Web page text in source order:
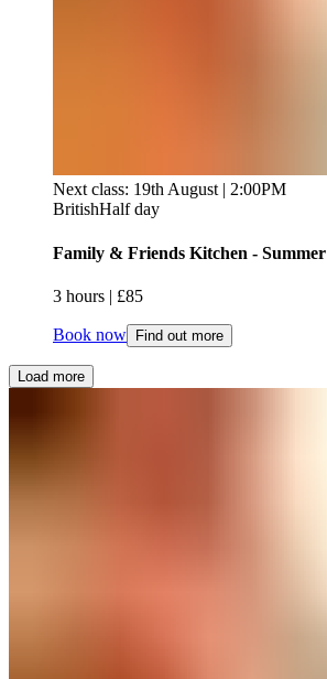
Next class: 19th August | 2:00PM
BritishHalf day
Family & Friends Kitchen - Summer​​​​‌ ‍ ​‍​‍‌‍ ‌ ​‍‌‍‍‌‌‍‌ ‌‍‍‌‌‍ ‍​‍​‍​ ‍‍​‍​‍‌ ​ ‌‍​‌‌‍ ‍‌‍‍‌‌ ‌​‌ ‍‌​‍ ‍‌‍‍‌‌‍ ​‍​‍​‍ ​​‍​‍‌‍‍​‌ ​‍‌‍‌‌‌‍‌‍​‍​‍​ ‍‍​‍​‍‌‍‍​‌ ‌​‌ ‌​‌ ​​‌ ​ ​ ‍‍​‍ ​‍ ‌‍ ​​‍ ‌‌‍​‌‌‍ ‍‌‍‌​​‍ ‌‌ ​‍​‍ ‌‌‍‍​‌‍ ‌ ‌​‌‍‌‌‌‍ ​‌ ​ ​‍ ‌‌ ​ ‌ ‌​‌ ‌‌‌‍‌​‌‍‍‌‌‍ ​‍ ‍‌ ‌‍‌‍‌‌‌ ​‍‌‍​ ‌‍‌‌‌‍ ​​‍ ‍‌‍​‌‌ ​​‌ ​​​‍ ‌‍‍‌‌‍ ‍‌ ‌​‌‍‌‌‌‍ ‍‌ ‌​​‍ ‌‍‌‌‌‍‌​‌‍‍‌‌ ‌​​‍ ‌‍ ‌‌‍ ‌‍‌​‌‍‌‌​ ‌‌ ​​‌ ​‍‌‍‌‌‌ ​ ‌‍‌‌‌‍ ‍‌ ‌​‌‍​‌‌ ‌​‌‍‍‌‌‍ ‌‍ ‍​ ‍ ‌‍‍‌‌‍‌​​ ‌​ ‍‌​ ​ ​ ‍​​ ​‌​ ‌‍‌‍​‌‌‍‌​‌‍​ ​‍ ‌​ ‍‌​ ‍‌‌‍‌​​ ‍​​‍ ‌​ ‌​​ ​‌​ ‍‌​ ​‌​‍ ‌​ ‍​​ ‌‌‌‍‌‌​ ​​​‍ ‌​ ​‌​ ‍​​ ‍‌​ ‌‌‌‍‌​‌‍‌‌​ ‍​‌‍‌‌​ ​​​ ‌‍​ ‍​​ ​​​ ‍ ‌ ‌​‌ ‍‌‌ ​​‌‍‌‌​ ‌‌‍‍​‌‍ ‌ ‌​‌‍‌‌‌‍ ​‌​​ ‌‍ ​‌‍​‌‌ ​ ‌ ​ ​ ‍ ‌ ​​‌‍​‌‌ ‌​‌‍‍​​ ‌‌ ‌​‌‍‍‌‌ ‌​‌‍ ​‌‍‌‌​ ‌‍​‍‌‍​‌‌ ​ ‌‍‌‌‌‌‌‌‌ ​‍‌‍ ​​ ‌‌‍‍​‌ ‌​‌ ‌​‌ ​​‌ ​ ​‍‌‌​ ​ ‌​​‌​‍‌‌​ ​‍‌​‌‍​‍‌‌​ ​‍‌​‌‍‌‍ ​​‍ ‌‌‍​‌‌‍ ‍‌‍‌​​‍ ‌‌ ​‍​‍ ‌‌‍‍​‌‍ ‌ ‌​‌‍‌‌‌‍ ​‌ ​ ​‍ ‌‌ ​ ‌ ‌​‌ ‌‌‌‍‌​‌‍‍‌‌‍ ​‍ ‍‌ ‌‍‌‍‌‌‌ ​‍‌‍​ ‌‍‌‌‌‍ ​​‍ ‍‌‍​‌‌ ​​‌ ​​​‍‌‍‌‍‍‌‌‍‌​​ ‌​ ‍‌​ ​ ​ ‍​​ ​‌​ ‌‍‌‍​‌‌‍‌​‌‍​ ​‍ ‌​ ‍‌​ ‍‌‌‍‌​​ ‍​​‍ ‌​ ‌​​ ​‌​ ‍‌​ ​‌​‍ ‌​ ‍​​ ‌‌‌‍‌‌​ ​​​‍ ‌​ ​‌​ ‍​​ ‍‌​ ‌‌‌‍‌​‌‍‌‌​ ‍​‌‍‌‌​ ​​​ ‌‍​ ‍​​ ​​​‍‌‍‌ ‌​‌ ‍‌‌ ​​‌‍‌‌​ ‌‌‍‍​‌‍ ‌ ‌​‌‍‌‌‌‍ ​‌​​ ‌‍ ​‌‍​‌‌ ​ ‌ ​ ​‍‌‍‌ ​​‌‍​‌‌ ‌​‌‍‍​​ ‌‌ ‌​‌‍‍‌‌ ‌​‌‍ ​‌‍‌‌​‍‌‍‌ ​​‌‍‌‌‌ ​‍‌ ​ ‌ ​​‌‍‌‌‌‍​ ‌ ‌​‌‍‍‌‌ ‌‍‌‍‌‌​ ‌‌ ​​‌ ‌‌‌‍​‍‌‍ ​‌‍‍‌‌ ​ ‌‍‍​‌‍‌‌‌‍‌​​‍​‍‌ ‌
3 hours​​​​‌ ‍ ​‍​‍‌‍ ‌ ​‍‌‍‍‌‌‍‌ ‌‍‍‌‌‍ ‍​‍​‍​ ‍‍​‍​‍‌ ​ ‌‍​‌‌‍ ‍‌‍‍‌‌ ‌​‌ ‍‌​‍ ‍‌‍‍‌‌‍ ​‍​‍​‍ ​​‍​‍‌‍‍​‌ ​‍‌‍‌‌‌‍‌‍​‍​‍​ ‍‍​‍​‍‌‍‍​‌ ‌​‌ ‌​‌ ​​‌ ​ ​ ‍‍​‍ ​‍ ‌‍ ​​‍ ‌‌‍​‌‌‍ ‍‌‍‌​​‍ ‌‌ ​‍​‍ ‌‌‍‍​‌‍ ‌ ‌​‌‍‌‌‌‍ ​‌ ​ ​‍ ‌‌ ​ ‌ ‌​‌ ‌‌‌‍‌​‌‍‍‌‌‍ ​‍ ‍‌ ‌‍‌‍‌‌‌ ​‍‌‍​ ‌‍‌‌‌‍ ​​‍ ‍‌‍​‌‌ ​​‌ ​​​‍ ‌‍‍‌‌‍ ‍‌ ‌​‌‍‌‌‌‍ ‍‌ ‌​​‍ ‌‍‌‌‌‍‌​‌‍‍‌‌ ‌​​‍ ‌‍ ‌‌‍ ‌‍‌​‌‍‌‌​ ‌‌ ​​‌ ​‍‌‍‌‌‌ ​ ‌‍‌‌‌‍ ‍‌ ‌​‌‍​‌‌ ‌​‌‍‍‌‌‍ ‌‍ ‍​ ‍ ‌‍‍‌‌‍‌​​ ‌​ ‍‌​ ​ ​ ‍​​ ​‌​ ‌‍‌‍​‌‌‍‌​‌‍​ ​‍ ‌​ ‍‌​ ‍‌‌‍‌​​ ‍​​‍ ‌​ ‌​​ ​‌​ ‍‌​ ​‌​‍ ‌​ ‍​​ ‌‌‌‍‌‌​ ​​​‍ ‌​ ​‌​ ‍​​ ‍‌​ ‌‌‌‍‌​‌‍‌‌​ ‍​‌‍‌‌​ ​​​ ‌‍​ ‍​​ ​​​ ‍ ‌ ‌​‌ ‍‌‌ ​​‌‍‌‌​ ‌‌‍‍​‌‍ ‌ ‌​‌‍‌‌‌‍ ​‌​​ ‌‍ ​‌‍​‌‌ ​ ‌ ​ ​ ‍ ‌ ​​‌‍​‌‌ ‌​‌‍‍​​ ‌‌ ‌​‌‍‍‌‌‍ ‌‌‍‌‌​ ‌‍​‍‌‍​‌‌ ​ ‌‍‌‌‌‌‌‌‌ ​‍‌‍ ​​ ‌‌‍‍​‌ ‌​‌ ‌​‌ ​​‌ ​ ​‍‌‌​ ​ ‌​​‌​‍‌‌​ ​‍‌​‌‍​‍‌‌​ ​‍‌​‌‍‌‍ ​​‍ ‌‌‍​‌‌‍ ‍‌‍‌​​‍ ‌‌ ​‍​‍ ‌‌‍‍​‌‍ ‌ ‌​‌‍‌‌‌‍ ​‌ ​ ​‍ ‌‌ ​ ‌ ‌​‌ ‌‌‌‍‌​‌‍‍‌‌‍ ​‍ ‍‌ ‌‍‌‍‌‌‌ ​‍‌‍​ ‌‍‌‌‌‍ ​​‍ ‍‌‍​‌‌ ​​‌ ​​​‍‌‍‌‍‍‌‌‍‌​​ ‌​ ‍‌​ ​ ​ ‍​​ ​‌​ ‌‍‌‍​‌‌‍‌​‌‍​ ​‍ ‌​ ‍‌​ ‍‌‌‍‌​​ ‍​​‍ ‌​ ‌​​ ​‌​ ‍‌​ ​‌​‍ ‌​ ‍​​ ‌‌‌‍‌‌​ ​​​‍ ‌​ ​‌​ ‍​​ ‍‌​ ‌‌‌‍‌​‌‍‌‌​ ‍​‌‍‌‌​ ​​​ ‌‍​ ‍​​ ​​​‍‌‍‌ ‌​‌ ‍‌‌ ​​‌‍‌‌​ ‌‌‍‍​‌‍ ‌ ‌​‌‍‌‌‌‍ ​‌​​ ‌‍ ​‌‍​‌‌ ​ ‌ ​ ​‍‌‍‌ ​​‌‍​‌‌ ‌​‌‍‍​​ ‌‌ ‌​‌‍‍‌‌‍ ‌‌‍‌‌​‍‌‍‌ ​​‌‍‌‌‌ ​‍‌ ​ ‌ ​​‌‍‌‌‌‍​ ‌ ‌​‌‍‍‌‌ ‌‍‌‍‌‌​ ‌‌ ​​‌ ‌‌‌‍​‍‌‍ ​‌‍‍‌‌ ​ ‌‍‍​‌‍‌‌‌‍‌​​‍​‍‌ ‌ | £85​​​​‌ ‍ ​‍​‍‌‍ ‌ ​‍‌‍‍‌‌‍‌ ‌‍‍‌‌‍ ‍​‍​‍​ ‍‍​‍​‍‌ ​ ‌‍​‌‌‍ ‍‌‍‍‌‌ ‌​‌ ‍‌​‍ ‍‌‍‍‌‌‍ ​‍​‍​‍ ​​‍​‍‌‍‍​‌ ​‍‌‍‌‌‌‍‌‍​‍​‍​ ‍‍​‍​‍‌‍‍​‌ ‌​‌ ‌​‌ ​​‌ ​ ​ ‍‍​‍ ​‍ ‌‍ ​​‍ ‌‌‍​‌‌‍ ‍‌‍‌​​‍ ‌‌ ​‍​‍ ‌‌‍‍​‌‍ ‌ ‌​‌‍‌‌‌‍ ​‌ ​ ​‍ ‌‌ ​ ‌ ‌​‌ ‌‌‌‍‌​‌‍‍‌‌‍ ​‍ ‍‌ ‌‍‌‍‌‌‌ ​‍‌‍​ ‌‍‌‌‌‍ ​​‍ ‍‌‍​‌‌ ​​‌ ​​​‍ ‌‍‍‌‌‍ ‍‌ ‌​‌‍‌‌‌‍ ‍‌ ‌​​‍ ‌‍‌‌‌‍‌​‌‍‍‌‌ ‌​​‍ ‌‍ ‌‌‍ ‌‍‌​‌‍‌‌​ ‌‌ ​​‌ ​‍‌‍‌‌‌ ​ ‌‍‌‌‌‍ ‍‌ ‌​‌‍​‌‌ ‌​‌‍‍‌‌‍ ‌‍ ‍​ ‍ ‌‍‍‌‌‍‌​​ ‌​ ‍‌​ ​ ​ ‍​​ ​‌​ ‌‍‌‍​‌‌‍‌​‌‍​ ​‍ ‌​ ‍‌​ ‍‌‌‍‌​​ ‍​​‍ ‌​ ‌​​ ​‌​ ‍‌​ ​‌​‍ ‌​ ‍​​ ‌‌‌‍‌‌​ ​​​‍ ‌​ ​‌​ ‍​​ ‍‌​ ‌‌‌‍‌​‌‍‌‌​ ‍​‌‍‌‌​ ​​​ ‌‍​ ‍​​ ​​​ ‍ ‌ ‌​‌ ‍‌‌ ​​‌‍‌‌​ ‌‌‍‍​‌‍ ‌ ‌​‌‍‌‌‌‍ ​‌​​ ‌‍ ​‌‍​‌‌ ​ ‌ ​ ​ ‍ ‌ ​​‌‍​‌‌ ‌​‌‍‍​​ ‌‌ ​​‌ ​‍‌‍‍‌‌‍​ ‌‍‌‌​ ‌‍​‍‌‍​‌‌ ​ ‌‍‌‌‌‌‌‌‌ ​‍‌‍ ​​ ‌‌‍‍​‌ ‌​‌ ‌​‌ ​​‌ ​ ​‍‌‌​ ​ ‌​​‌​‍‌‌​ ​‍‌​‌‍​‍‌‌​ ​‍‌​‌‍‌‍ ​​‍ ‌‌‍​‌‌‍ ‍‌‍‌​​‍ ‌‌ ​‍​‍ ‌‌‍‍​‌‍ ‌ ‌​‌‍‌‌‌‍ ​‌ ​ ​‍ ‌‌ ​ ‌ ‌​‌ ‌‌‌‍‌​‌‍‍‌‌‍ ​‍ ‍‌ ‌‍‌‍‌‌‌ ​‍‌‍​ ‌‍‌‌‌‍ ​​‍ ‍‌‍​‌‌ ​​‌ ​​​‍‌‍‌‍‍‌‌‍‌​​ ‌​ ‍‌​ ​ ​ ‍​​ ​‌​ ‌‍‌‍​‌‌‍‌​‌‍​ ​‍ ‌​ ‍‌​ ‍‌‌‍‌​​ ‍​​‍ ‌​ ‌​​ ​‌​ ‍‌​ ​‌​‍ ‌​ ‍​​ ‌‌‌‍‌‌​ ​​​‍ ‌​ ​‌​ ‍​​ ‍‌​ ‌‌‌‍‌​‌‍‌‌​ ‍​‌‍‌‌​ ​​​ ‌‍​ ‍​​ ​​​‍‌‍‌ ‌​‌ ‍‌‌ ​​‌‍‌‌​ ‌‌‍‍​‌‍ ‌ ‌​‌‍‌‌‌‍ ​‌​​ ‌‍ ​‌‍​‌‌ ​ ‌ ​ ​‍‌‍‌ ​​‌‍​‌‌ ‌​‌‍‍​​ ‌‌ ​​‌ ​‍‌‍‍‌‌‍​ ‌‍‌‌​‍‌‍‌ ​​‌‍‌‌‌ ​‍‌ ​ ‌ ​​‌‍‌‌‌‍​ ‌ ‌​‌‍‍‌‌ ‌‍‌‍‌‌​ ‌‌ ​​‌ ‌‌‌‍​‍‌‍ ​‌‍‍‌‌ ​ ‌‍‍​‌‍‌‌‌‍‌​​‍​‍‌ ‌
Book now Find out more
Load more